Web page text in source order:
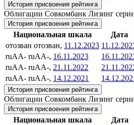
История присвоения рейтинга
Облигации Совкомбанк Лизинг
История присвоения рейтинга
Национальная шкала
Дата
отозван отозван, 11.12.2023
ruAA- ruAA-, 16.11.2023
ruAA- ruAA-, 21.11.2022
ruAA- ruAA-, 14.12.2021
История присвоения рейтинга
Облигации Совкомбанк Лизинг
История присвоения рейтинга
Национальная шкала
Дата